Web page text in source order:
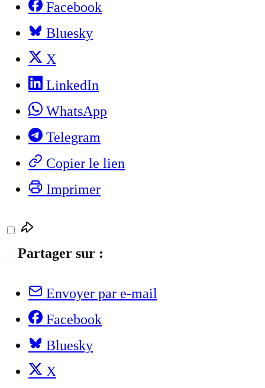
Facebook
Bluesky
X
LinkedIn
WhatsApp
Telegram
Copier le lien
Imprimer
Partager sur :
Envoyer par e-mail
Facebook
Bluesky
X